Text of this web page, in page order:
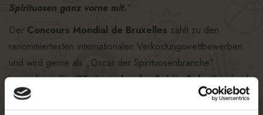
Spirituosen ganz vorne mit.“
Der Concours Mondial de Bruxelles zählt zu den
renommiertesten internationalen Verkostungswettbewerben
und wird gerne als „Oscar der Spirituosenbranche“
bezeichnet. Die27. Ausgabe der Spirits Selectionfand
Anfang September 2025 in
, statt und
versammelte 2.598 Spirituosenproben aus 70 Ländern. Eine